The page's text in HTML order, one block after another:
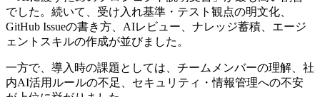
でした。続いて、受け入れ基準・テスト観点の明文化、
GitHub Issueの書き方、AIレビュー、ナレッジ蓄積、エージ
ェントスキルの作成が並びました。
一方で、導入時の課題としては、チームメンバーの理解、社
内AI活用ルールの不足、セキュリティ・情報管理への不安